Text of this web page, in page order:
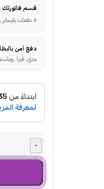
قسم فاتورتك على 4
4 دفعات بقيمة
دفع آمن
مدى، فيزا،
-